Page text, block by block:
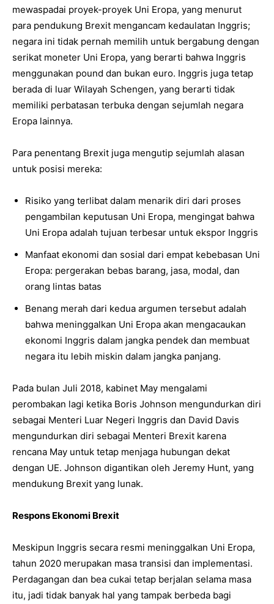
mewaspadai proyek-proyek Uni Eropa, yang menurut
para pendukung Brexit mengancam kedaulatan Inggris;
negara ini tidak pernah memilih untuk bergabung dengan
serikat moneter Uni Eropa, yang berarti bahwa Inggris
menggunakan pound dan bukan euro. Inggris juga tetap
berada di luar Wilayah Schengen, yang berarti tidak
memiliki perbatasan terbuka dengan sejumlah negara
Eropa lainnya.
Para penentang Brexit juga mengutip sejumlah alasan
untuk posisi mereka:
Risiko yang terlibat dalam menarik diri dari proses
pengambilan keputusan Uni Eropa, mengingat bahwa
Uni Eropa adalah tujuan terbesar untuk ekspor Inggris
Manfaat ekonomi dan sosial dari empat kebebasan Uni
Eropa: pergerakan bebas barang, jasa, modal, dan
orang lintas batas
Benang merah dari kedua argumen tersebut adalah
bahwa meninggalkan Uni Eropa akan mengacaukan
ekonomi Inggris dalam jangka pendek dan membuat
negara itu lebih miskin dalam jangka panjang.
Pada bulan Juli 2018, kabinet May mengalami
perombakan lagi ketika Boris Johnson mengundurkan diri
sebagai Menteri Luar Negeri Inggris dan David Davis
mengundurkan diri sebagai Menteri Brexit karena
rencana May untuk tetap menjaga hubungan dekat
dengan UE. Johnson digantikan oleh Jeremy Hunt, yang
mendukung Brexit yang lunak.
Respons Ekonomi Brexit
Meskipun Inggris secara resmi meninggalkan Uni Eropa,
tahun 2020 merupakan masa transisi dan implementasi.
Perdagangan dan bea cukai tetap berjalan selama masa
itu, jadi tidak banyak hal yang tampak berbeda bagi